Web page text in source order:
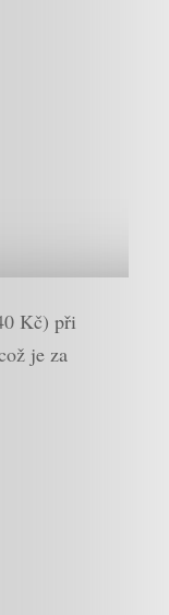
Kč) při
je za